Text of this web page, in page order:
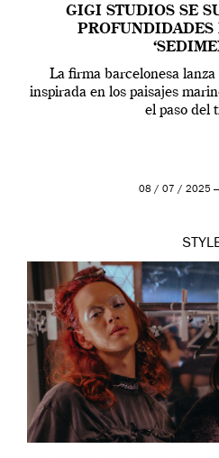
GIGI STUDIOS SE
PROFUNDIDADES
La firma barcelonesa
inspirada en los paisajes
el paso del
08 / 07 / 2025